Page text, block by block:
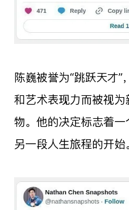
陈巍被誉为“跳跃天才
和艺术表现力而被视
物。他的决定标志着
另一段人生旅程的开始。